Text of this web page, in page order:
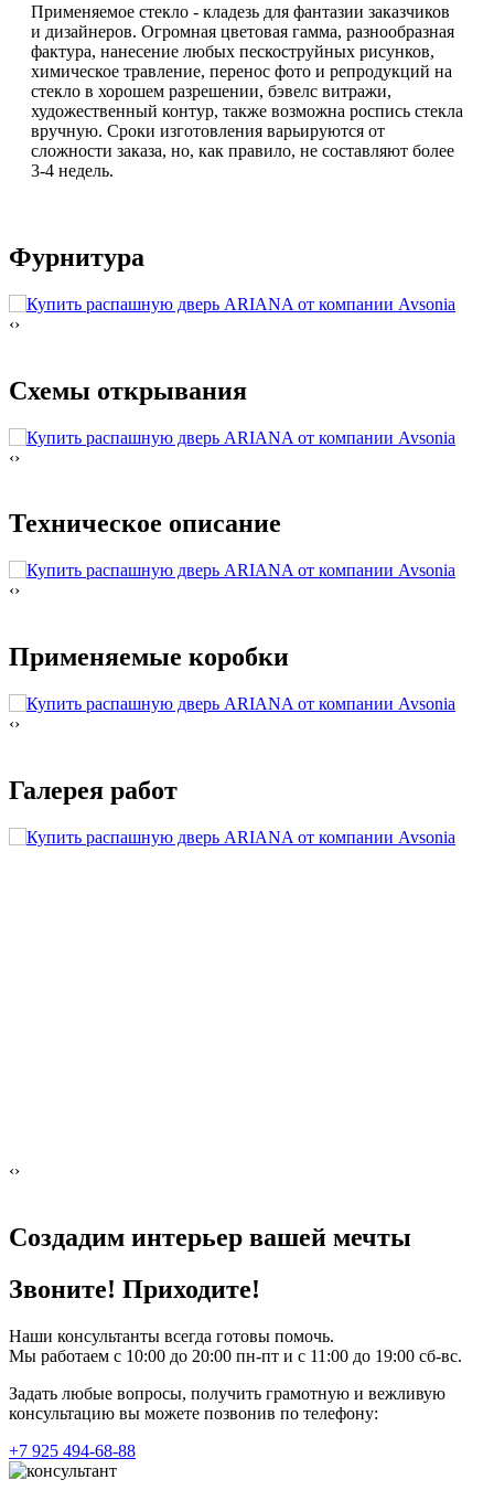
Применяемое стекло - кладезь для фантазии заказчиков
и дизайнеров. Огромная цветовая гамма, разнообразная
фактура, нанесение любых пескоструйных рисунков,
химическое травление, перенос фото и репродукций на
стекло в хорошем разрешении, бэвелс витражи,
художественный контур, также возможна роспись стекла
вручную. Сроки изготовления варьируются от
сложности заказа, но, как правило, не составляют более
3-4 недель.
Фурнитура
‹›
Схемы открывания
‹›
Техническое описание
‹›
Применяемые коробки
‹›
Галерея работ
‹›
Создадим интерьер вашей мечты
Звоните! Приходите!
Наши консультанты всегда готовы помочь.
Мы работаем с 10:00 до 20:00 пн-пт и с 11:00 до 19:00 сб-вс.
Задать любые вопросы, получить грамотную и вежливую
консультацию вы можете позвонив по телефону:
+7 925 494-68-88